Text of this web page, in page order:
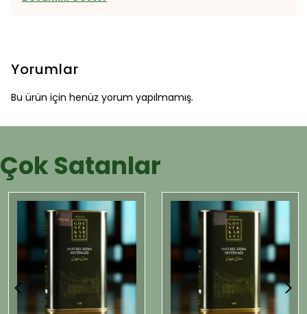
Yorumlar
Bu ürün için henüz yorum yapılmamış.
Çok Satanlar